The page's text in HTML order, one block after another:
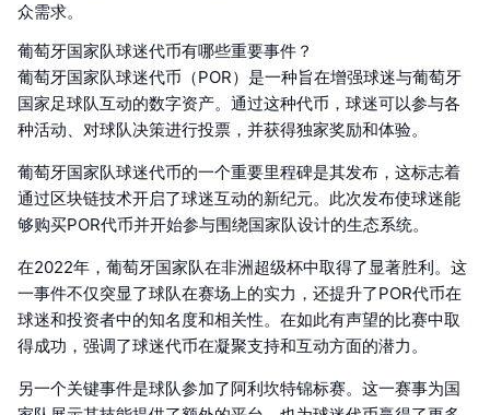
众需求。
葡萄牙国家队球迷代币有哪些重要事件？
葡萄牙国家队球迷代币（POR）是一种旨在增强球迷与葡萄牙
国家足球队互动的数字资产。通过这种代币，球迷可以参与各
种活动、对球队决策进行投票，并获得独家奖励和体验。
葡萄牙国家队球迷代币的一个重要里程碑是其发布，这标志着
通过区块链技术开启了球迷互动的新纪元。此次发布使球迷能
够购买POR代币并开始参与围绕国家队设计的生态系统。
在2022年，葡萄牙国家队在非洲超级杯中取得了显著胜利。这
一事件不仅突显了球队在赛场上的实力，还提升了POR代币在
球迷和投资者中的知名度和相关性。在如此有声望的比赛中取
得成功，强调了球迷代币在凝聚支持和互动方面的潜力。
另一个关键事件是球队参加了阿利坎特锦标赛。这一赛事为国